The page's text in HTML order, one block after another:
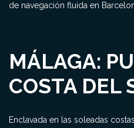
de navegación fluida en
MÁLAGA:
COSTA DEL
Enclavada en las soleadas